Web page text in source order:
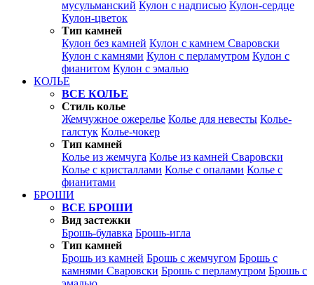
мусульманский Кулон с надписью Кулон-сердце
Кулон-цветок
Тип камней
Кулон без камней Кулон с камнем Сваровски
Кулон с камнями Кулон с перламутром Кулон с
фианитом Кулон с эмалью
КОЛЬЕ
ВСЕ КОЛЬЕ
Стиль колье
Жемчужное ожерелье Колье для невесты Колье-
галстук Колье-чокер
Тип камней
Колье из жемчуга Колье из камней Сваровски
Колье с кристаллами Колье с опалами Колье с
фианитами
БРОШИ
ВСЕ БРОШИ
Вид застежки
Брошь-булавка Брошь-игла
Тип камней
Брошь из камней Брошь с жемчугом Брошь с
камнями Сваровски Брошь с перламутром Брошь с